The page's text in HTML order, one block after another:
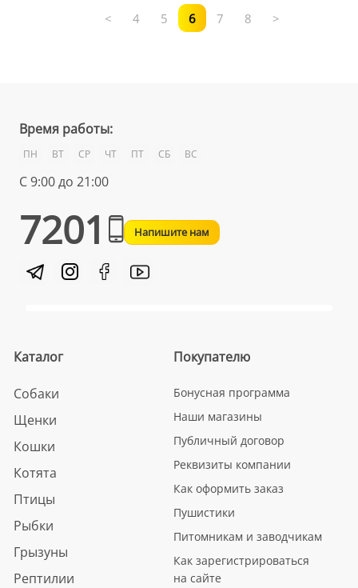
< 4 5 6 7 8 >
Время работы:
ПН ВТ СР ЧТ ПТ СБ ВС
С 9:00 до 21:00
7201 Напишите нам
Каталог
Собаки
Щенки
Кошки
Котята
Птицы
Рыбки
Грызуны
Рептилии
Покупателю
Бонусная программа
Наши магазины
Публичный договор
Реквизиты компании
Как оформить заказ
Пушистики
Питомникам и заводчикам
Как зарегистрироваться
на сайте